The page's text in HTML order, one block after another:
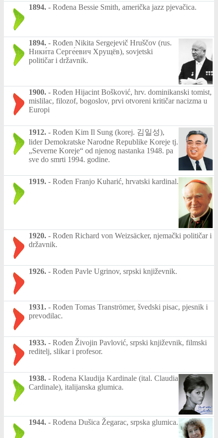
1894. - Rođena Bessie Smith, američka jazz pjevačica.
1894. - Rođen Nikita Sergejevič Hruščov (rus.
Ники́та Серге́евич Хрущёв), sovjetski
političar i državnik.
1900. - Rođen Hijacint Bošković, hrv. dominikanski tomist,
mislilac, filozof, bogoslov, prvi otvoreni kritičar nacizma u
Europi
1912. - Rođen Kim Il Sung (korej. 김일성),
lider Demokratske Narodne Republike Koreje tj.
„Severne Koreje“ od njenog nastanka 1948. pa
sve do smrti 1994. godine.
1919. - Rođen Franjo Kuharić, hrvatski kardinal.
1920. - Rođen Richard von Weizsäcker, njemački političar i
državnik.
1926. - Rođen Pavle Ugrinov, srpski književnik.
1931. - Rođen Tomas Tranströmer, švedski pisac, pjesnik i
prevodilac.
1933. - Rođen Živojin Pavlović, srpski književnik, filmski
reditelj, slikar i profesor.
1938. - Rođena Klaudija Kardinale (ital. Claudia
Cardinale), italijanska glumica.
1944. - Rođena Dušica Žegarac, srpska glumica.